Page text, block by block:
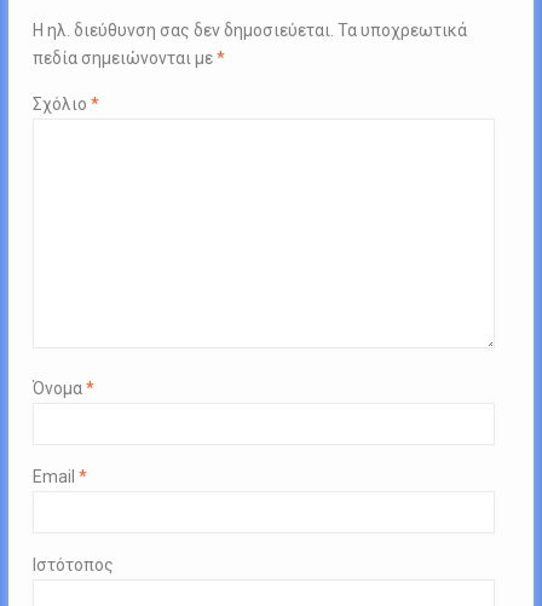
Η ηλ. διεύθυνση σας δεν δημοσιεύεται. Τα υποχρεωτικά
πεδία σημειώνονται με*
Σχόλιο *
Όνομα*
Email *
Ιστότοπος